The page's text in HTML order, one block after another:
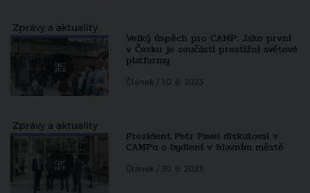
Zprávy a aktuality
Velký úspěch pro CAMP: Jako první
v Česku je součástí prestižní světové
platformy
Článek / 10. 8. 2023
Zprávy a aktuality
Prezident Petr Pavel diskutoval v
CAMPu o bydlení v hlavním městě
Článek / 30. 6. 2023